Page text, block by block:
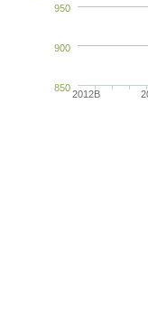
2012B
850
900
950